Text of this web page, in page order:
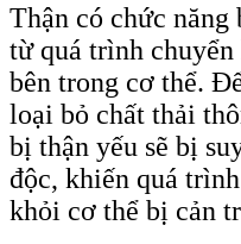
Thận có chức năng
từ quá trình
bên trong cơ thể.
loại bỏ chất thải
bị thận yếu sẽ bị
độc, khiến quá
khỏi cơ thể bị cản